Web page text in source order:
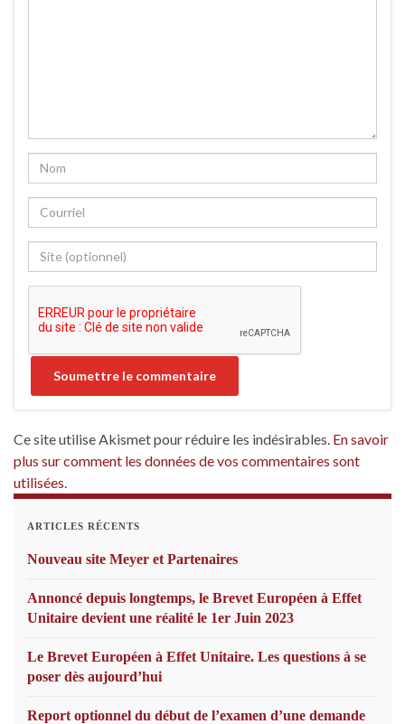
Ce site utilise Akismet pour réduire les indésirables. En savoir
plus sur comment les données de vos commentaires sont
utilisées.
ARTICLES RÉCENTS
Nouveau site Meyer et Partenaires
Annoncé depuis longtemps, le Brevet Européen à Effet
Unitaire devient une réalité le 1er Juin 2023
Le Brevet Européen à Effet Unitaire. Les questions à se
poser dès aujourd’hui
Report optionnel du début de l’examen d’une demande